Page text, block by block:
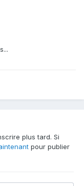
plus tard. Si
pour publier